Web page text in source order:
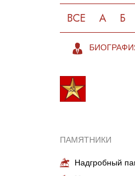
ВСЕ А Б
ПАМЯТНИКИ
Надгробный